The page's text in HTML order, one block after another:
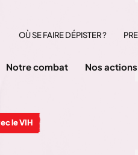
OÙ SE FAIRE DÉPISTER ?
Notre combat Nos actions
le VIH